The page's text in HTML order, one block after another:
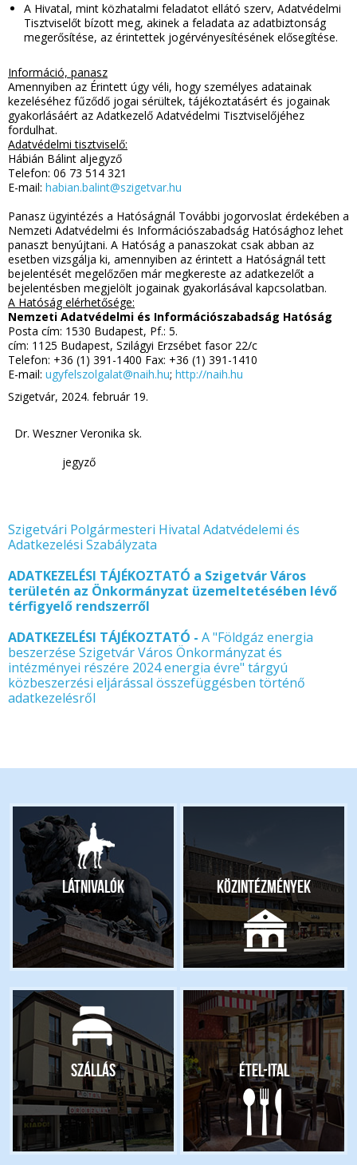
A Hivatal, mint közhatalmi feladatot ellátó szerv, Adatvédelmi
Tisztviselőt bízott meg, akinek a feladata az adatbiztonság
megerősítése, az érintettek jogérvényesítésének elősegítése.
Információ, panasz
Amennyiben az Érintett úgy véli, hogy személyes adatainak
kezeléséhez fűződő jogai sérültek, tájékoztatásért és jogainak
gyakorlásáért az Adatkezelő Adatvédelmi Tisztviselőjéhez
fordulhat.
Adatvédelmi tisztviselő:
Hábián Bálint aljegyző
Telefon: 06 73 514 321
E-mail: habian.balint@szigetvar.hu
Panasz ügyintézés a Hatóságnál További jogorvoslat érdekében a
Nemzeti Adatvédelmi és Információszabadság Hatósághoz lehet
panaszt benyújtani. A Hatóság a panaszokat csak abban az
esetben vizsgálja ki, amennyiben az érintett a Hatóságnál tett
bejelentését megelőzően már megkereste az adatkezelőt a
bejelentésben megjelölt jogainak gyakorlásával kapcsolatban.
A Hatóság elérhetősége:
Nemzeti Adatvédelmi és Információszabadság Hatóság
Posta cím: 1530 Budapest, Pf.: 5.
cím: 1125 Budapest, Szilágyi Erzsébet fasor 22/c
Telefon: +36 (1) 391-1400 Fax: +36 (1) 391-1410
E-mail: ugyfelszolgalat@naih.hu; http://naih.hu
Szigetvár, 2024. február 19.
Dr. Weszner Veronika sk.
jegyző
Szigetvári Polgármesteri Hivatal Adatvédelemi és
Adatkezelési Szabályzata
ADATKEZELÉSI TÁJÉKOZTATÓ a Szigetvár Város
területén az Önkormányzat üzemeltetésében lévő
térfigyelő rendszerről
ADATKEZELÉSI TÁJÉKOZTATÓ - A "Földgáz energia
beszerzése Szigetvár Város Önkormányzat és
intézményei részére 2024 energia évre" tárgyú
közbeszerzési eljárással összefüggésben történő
adatkezelésről
Látnivalók Közintézmények
Szállás Étel-ital